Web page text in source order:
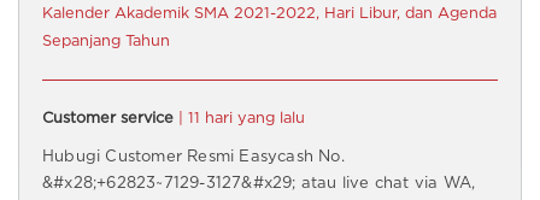
Kalender Akademik SMA 2021-2022, Hari Libur, dan Agenda
Sepanjang Tahun
Customer service | 11 hari yang lalu
Hubugi Customer Resmi Easycash No.
&#x28;+62823~7129-3127&#x29; atau live chat via WA,